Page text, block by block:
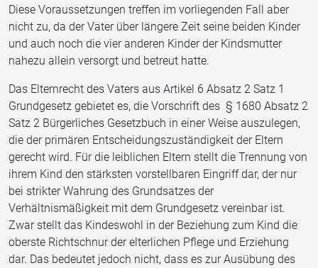
Diese Voraussetzungen treffen im vorliegenden Fall aber
nicht zu, da der Vater über längere Zeit seine beiden Kinder
und auch noch die vier anderen Kinder der Kindsmutter
nahezu allein versorgt und betreut hatte.
Das Elternrecht des Vaters aus Artikel 6 Absatz 2 Satz 1
Grundgesetz gebietet es, die Vorschrift des § 1680 Absatz 2
Satz 2 Bürgerliches Gesetzbuch in einer Weise auszulegen,
die der primären Entscheidungszuständigkeit der Eltern
gerecht wird. Für die leiblichen Eltern stellt die Trennung von
ihrem Kind den stärksten vorstellbaren Eingriff dar, der nur
bei strikter Wahrung des Grundsatzes der
Verhältnismäßigkeit mit dem Grundgesetz vereinbar ist.
Zwar stellt das Kindeswohl in der Beziehung zum Kind die
oberste Richtschnur der elterlichen Pflege und Erziehung
dar. Das bedeutet jedoch nicht, dass es zur Ausübung des